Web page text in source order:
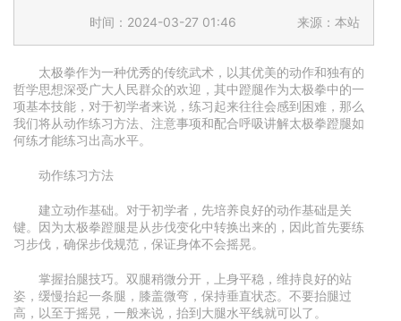
时间：2024-03-27 01:46 来源：本站
太极拳作为一种优秀的传统武术，以其优美的动作和独有的
哲学思想深受广大人民群众的欢迎，其中蹬腿作为太极拳中的一
项基本技能，对于初学者来说，练习起来往往会感到困难，那么
我们将从动作练习方法、注意事项和配合呼吸讲解太极拳蹬腿如
何练才能练习出高水平。
动作练习方法
建立动作基础。对于初学者，先培养良好的动作基础是关
键。因为太极拳蹬腿是从步伐变化中转换出来的，因此首先要练
习步伐，确保步伐规范，保证身体不会摇晃。
掌握抬腿技巧。双腿稍微分开，上身平稳，维持良好的站
姿，缓慢抬起一条腿，膝盖微弯，保持垂直状态。不要抬腿过
高，以至于摇晃，一般来说，抬到大腿水平线就可以了。